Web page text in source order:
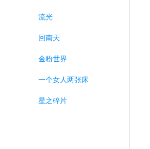
流光
回南天
金粉世界
一个女人两张床
星之碎片